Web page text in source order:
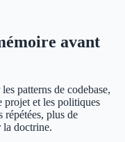
avant
patterns de codebase,
projet et les politiques
plus de
la doctrine.